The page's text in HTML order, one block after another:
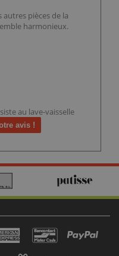
autres pièces de la
harmonieux.
au lave-vaisselle
avis !